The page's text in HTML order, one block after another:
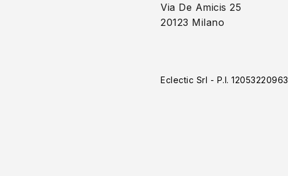
Via De Amicis 25
20123 Milano
Eclectic Srl - P.I. 12053220963